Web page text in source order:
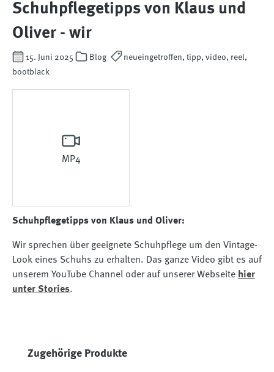
Schuhpflegetipps von Klaus und
Oliver - wir
15. Juni 2025 Blog
neueingetroffen, tipp, video, reel,
bootblack
MP4
Schuhpflegetipps von Klaus und Oliver:
Wir sprechen über geeignete Schuhpflege um den Vintage-
Look eines Schuhs zu erhalten. Das ganze Video gibt es auf
unserem YouTube Channel oder auf unserer Webseite hier
unter Stories.
Produktgalerie überspringen
Zugehörige Produkte